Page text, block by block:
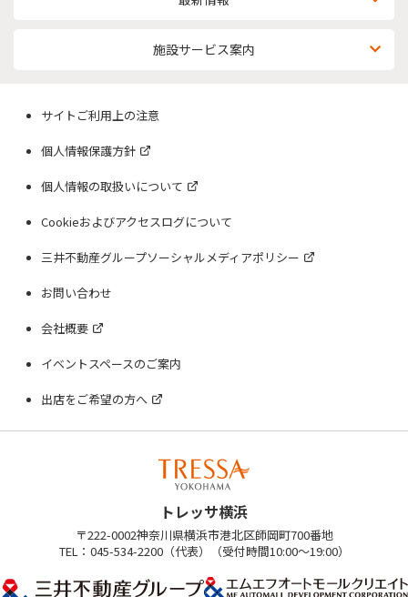
施設サービス案内
サイトご利用上の注意
個人情報保護方針
個人情報の取扱いについて
Cookieおよびアクセスログについて
三井不動産グループソーシャルメディアポリシー
お問い合わせ
会社概要
イベントスペースのご案内
出店をご希望の方へ
トレッサ横浜
〒222-0002神奈川県横浜市港北区師岡町700番地
TEL：045-534-2200（代表）（受付時間10:00～19:00）